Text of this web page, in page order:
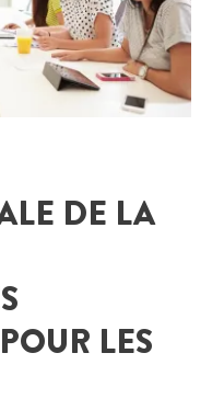
DE LA
LES